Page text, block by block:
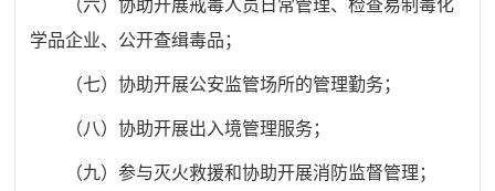
（六）协助开展戒毒人员日常管理、检查易制毒化
学品企业、公开查缉毒品；
（七）协助开展公安监管场所的管理勤务；
（八）协助开展出入境管理服务；
（九）参与灭火救援和协助开展消防监督管理；